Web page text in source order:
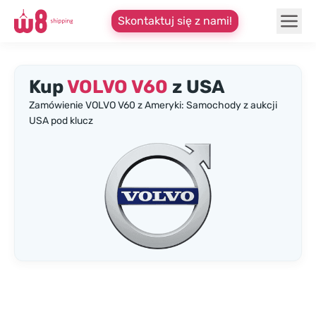
Skontaktuj się z nami!
KupVOLVO V60 z USA
Zamówienie VOLVO V60 z Ameryki: Samochody z aukcji
USA pod klucz